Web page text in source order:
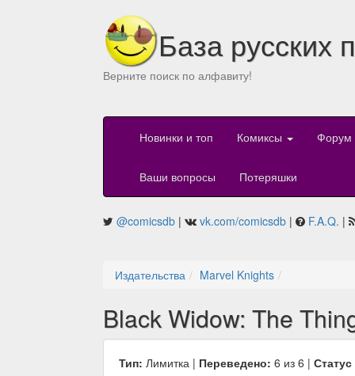
База русских
Верните поиск по алфавиту!
Новинки и топ Комиксы Форум
Ваши вопросы Потеряшки
@comicsdb | vk.com/comicsdb | F.A.Q. |
Издательства Marvel Knights
Black Widow: The
Тип: Лимитка | Переведено: 6 из 6 |